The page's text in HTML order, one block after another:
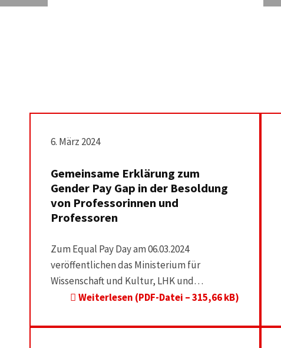
6. März 2024
Gemeinsame Erklärung zum
Gender Pay Gap in der Besoldung
von Professorinnen und
Professoren
Zum Equal Pay Day am 06.03.2024
veröffentlichen das Ministerium für
Wissenschaft und Kultur, LHK und…
Weiterlesen (PDF-Datei – 315,66 kB)